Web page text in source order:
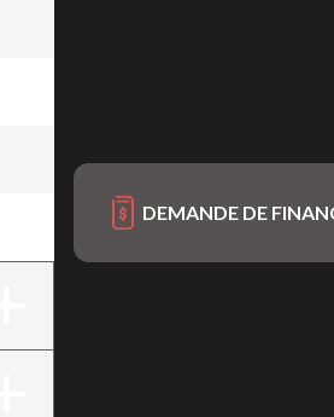
DEMANDE DE